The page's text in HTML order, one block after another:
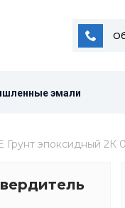
эмали
Грунт эпоксидный 2К